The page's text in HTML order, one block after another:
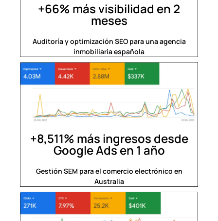
+66% más visibilidad en 2
meses
Auditoría y optimización SEO para una agencia
inmobiliaria española
+8,511% más ingresos desde
Google Ads en 1 año​
Gestión SEM para el comercio electrónico en
Australia